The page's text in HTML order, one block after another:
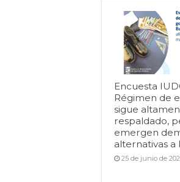
Encuesta
Régimen de
sigue
respaldado,
emergen
alternativas a
25 de junio de